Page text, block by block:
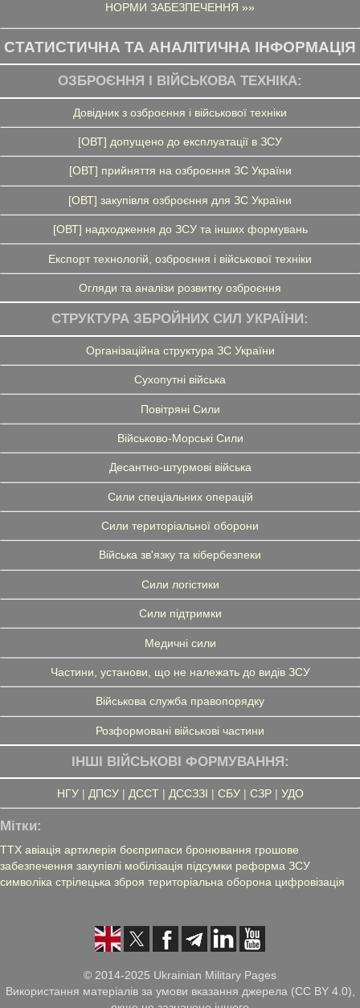
НОРМИ ЗАБЕЗПЕЧЕННЯ »»
СТАТИСТИЧНА ТА АНАЛІТИЧНА ІНФОРМАЦІЯ
ОЗБРОЄННЯ І ВІЙСЬКОВА ТЕХНІКА:
Довідник з озброєння і військової техніки
[ОВТ] допущено до експлуатації в ЗСУ
[ОВТ] прийняття на озброєння ЗС України
[ОВТ] закупівля озброєння для ЗС України
[ОВТ] надходження до ЗСУ та інших формувань
Експорт технологій, озброєння і військової техніки
Огляди та аналізи розвитку озброєння
СТРУКТУРА ЗБРОЙНИХ СИЛ УКРАЇНИ:
Організаційна структура ЗС України
Сухопутні війська
Повітряні Сили
Військово-Морські Сили
Десантно-штурмові війська
Сили спеціальних операцій
Сили територіальної оборони
Війська зв'язку та кібербезпеки
Сили логістики
Сили підтримки
Медичні сили
Частини, установи, що не належать до видів ЗСУ
Військова служба правопорядку
Розформовані військові частини
ІНШІ ВІЙСЬКОВІ ФОРМУВАННЯ:
НГУ| ДПСУ| ДССТ| ДССЗЗІ | СБУ| СЗР| УДО
Мітки:
ТТХ авіація артилерія боєприпаси бронювання грошове
забезпечення закупівлі мобілізація підсумки реформа ЗСУ
символіка стрілецька зброя територіальна оборона цифровізація
© 2014-2025 Ukrainian Military Pages
Використання матеріалів за умови вказання джерела (CC BY 4.0),